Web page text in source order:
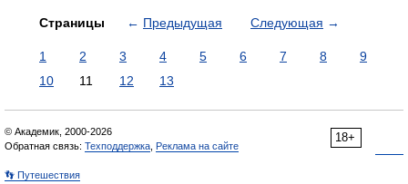
Страницы ← Предыдущая Следующая →
1 2 3 4 5 6 7 8
9
10
11 12 13
18+
© Академик, 2000-2026
Обратная связь: Техподдержка Реклама на сайте
👣 Путешествия